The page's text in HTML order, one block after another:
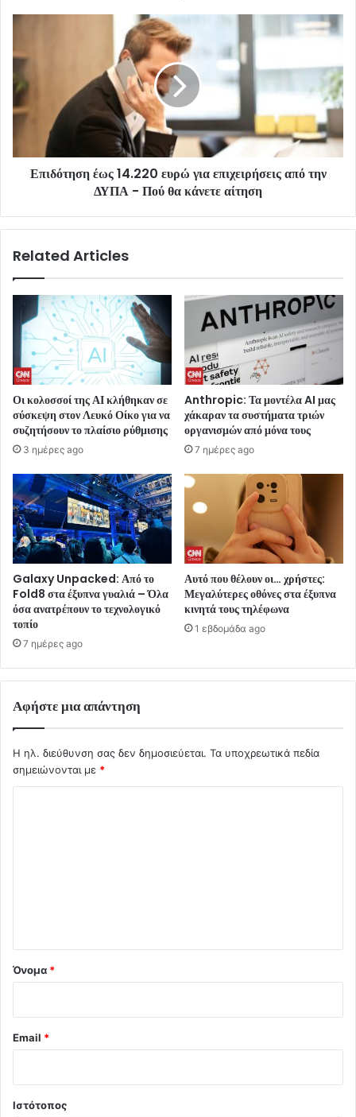
Επιδότηση έως 14.220 ευρώ για επιχειρήσεις από την
ΔΥΠΑ - Πού θα κάνετε αίτηση
Related Articles
Οι κολοσσοί της ΑΙ κλήθηκαν σε
σύσκεψη στον Λευκό Οίκο για να
συζητήσουν το πλαίσιο ρύθμισης
3 ημέρες ago
Anthropic: Τα μοντέλα AI μας
χάκαραν τα συστήματα τριών
οργανισμών από μόνα τους
7 ημέρες ago
Galaxy Unpacked: Από το
Fold8 στα έξυπνα γυαλιά – Όλα
όσα ανατρέπουν το τεχνολογικό
τοπίο
7 ημέρες ago
Αυτό που θέλουν οι… χρήστες:
Μεγαλύτερες οθόνες στα έξυπνα
κινητά τους τηλέφωνα
1 εβδομάδα ago
Αφήστε μια απάντηση
Η ηλ. διεύθυνση σας δεν δημοσιεύεται. Τα υποχρεωτικά πεδία
σημειώνονται με *
Όνομα *
Email *
Ιστότοπος